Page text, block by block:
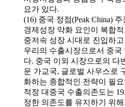
요가 있다.
(16) 중국 정점(Peak China)
경제성장 약화 요인이 복합
중저속 성장 시대로 진입하
우리의 수출시장으로서 중국
다. 중국 이외 시장으로의 다
운 가교국, 글로벌 사우스로
화하는 종합적인 전략이 필
적정 대중국 수출의존도는
정한 의존도를 유지하기 위